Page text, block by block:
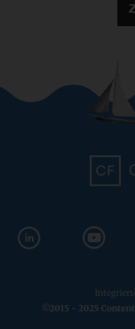
©2015 - 2025